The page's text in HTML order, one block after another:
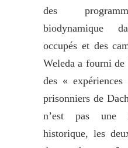
des
biodynamique
occupés et des
Weleda a fourni
des «
prisonniers de
n’est pas une
historique, les